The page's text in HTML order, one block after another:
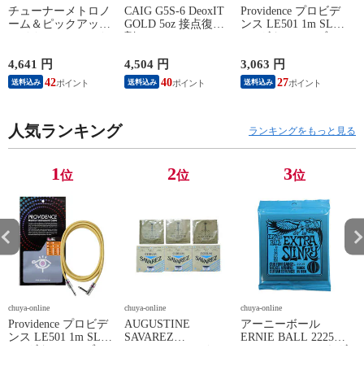
チューナーメトロノ
ーム＆ピックアップ
スペシャルパック ブ
ラック
4,641 円
送料込み 42
CAIG G5S-6 DeoxIT
GOLD 5oz 接点復活
4,504 円
送料込み 40
Providence プロビデ
ンス LE501 1m SL
3,063 円
送料込み 27
人気ランキング ランキングをもっと見る
1位
chuya-online
Providence プロビデ
ンス LE501 1m SL
2位
chuya-online
AUGUSTINE
SAVAREZ
3位
chuya-online
アーニーボール
ERNIE BALL 2225